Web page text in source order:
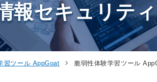
報セキュリティ
習ツール AppGoat 脆弱性体験学習ツール